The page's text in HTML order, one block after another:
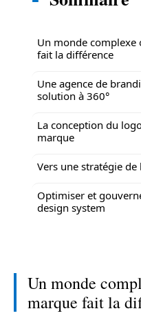
Un monde complexe
fait la différence
Une agence de
solution à 360°
La conception du
marque
Vers une stratégie
Optimiser et
design system
Un monde
marque fait la